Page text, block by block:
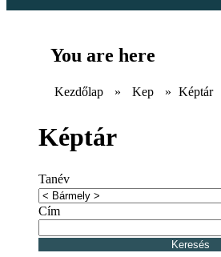
You are here
Kezdőlap » Kep » Képtár
Képtár
Tanév
Cím